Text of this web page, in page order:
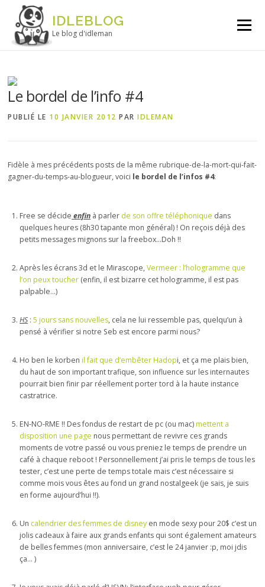
Aller au contenu
IDLEBLOG
Le blog d'idleman
Menu
Le bordel de l’info #4
PUBLIÉ LE 10 JANVIER 2012 PARIDLEMAN
Fidèle à mes précédents posts de la même rubrique-de-la-mort-qui-fait-
gagner-du-temps-au-blogueur, voici le bordel de l’infos #4:
Free se décide enfin à parler de son offre téléphonique dans
quelques heures (8h30 tapante mon général) ! On reçois déjà des
petits messages mignons sur la freebox…Doh !!
Après les écrans 3d et le Mirascope,Vermeer : l’hologramme que
l’on peux toucher (enfin, il est bizarre cet hologramme, il est pas
palpable…)
HS:5 jours sans nouvelles, cela ne lui ressemble pas, quelqu’un à
pensé à vérifier si notre Seb est encore parmi nous?
Ho ben le korbenil fait que d’embêter Hadopi, et ça me plais bien,
du haut de son important trafique, son influence sur les internautes
pourrait bien finir par réellement porter tord à la haute instance
castratrice.
EN-NO-RME !! Des fondus de restart de pc (ou mac)mettent a
disposition une page nous permettant de revivre ces grands
moments de votre passé ou vous preniez le temps de prendre un
café à chaque reboot ! Personnellement j’ai pris le temps de tous les
tester, c’est une perte de temps totale mais c’est nécessaire si
comme mois vous êtes au fond un grand nostalgeek (je sais, je suis
en forme aujourd’hui !!).
Un calendrier des femmes de disney en mode sexy pour 20$ c’est un
jolis cadeaux à faire aux grands enfants qui sont également amateurs
de belles femmes (mon anniversaire, c’est le 24 janvier :p, moi jdis
ça… )